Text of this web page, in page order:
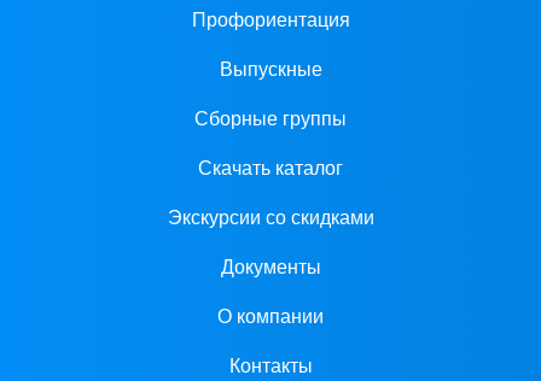
Профориентация
Выпускные
Сборные группы
Скачать каталог
Экскурсии со скидками
Документы
О компании
Контакты